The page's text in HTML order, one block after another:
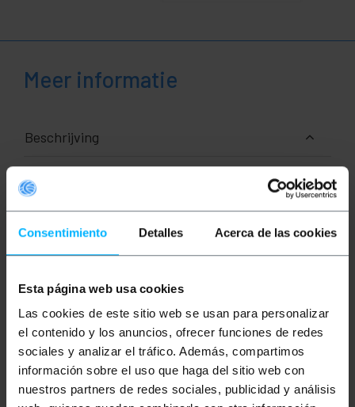
Consentimiento Detalles Acerca de las cookies
Esta página web usa cookies
Las cookies de este sitio web se usan para personalizar
el contenido y los anuncios, ofrecer funciones de redes
sociales y analizar el tráfico. Además, compartimos
información sobre el uso que haga del sitio web con
nuestros partners de redes sociales, publicidad y análisis
Meer informatie
Beschrijving
Duplex Multi-Mode (MM) glasvezelkabel die voldoet
aan de OM3-norm van ISO-11801. OM3-kabels maken
gebruik van geoptimaliseerde 50/125 µm multimode
glasvezel en maken snelheden tot 10 Gigabit
Ethernet over een afstand van 300 m mogelijk.
Kabel gebruikt in een verscheidenheid aan
snelheid vereist is. Enkele van de meest
voorkomende toepassingen zijn lokale netwerken,
datacentra voor het onderling verbinden van servers,
switches en andere netwerkapparatuur,
verbindingen van telecommunicatieapparatuur,
bewakings- en beveiligingssystemen. De
glasvezelkabel biedt een hoge transmissiesnelheid,
een grote bandbreedte en is immuun voor
elektromagnetische interferentie, waardoor stabiele
en betrouwbare verbindingen worden geboden. Deze